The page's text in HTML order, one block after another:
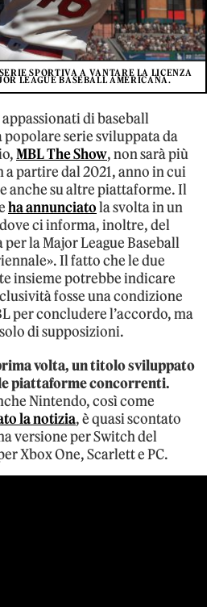
SPORTIVA A VANTARE LA LICENZA
LEAGUE BASEBALL AMERICANA.
di baseball
serie sviluppata da
MBL The Show, non sarà più
a partire dal 2021, anno in cui
anche su altre piattaforme. Il
ha annunciatola svolta in un
ci informa, inoltre, del
la Major League Baseball
Il fatto che le due
insieme potrebbe indicare
fosse una condizione
per concludere l’accordo, ma
di supposizioni.
volta, un titolo sviluppato
piattaforme concorrenti.
Nintendo, così come
la notizia, è quasi scontato
versione per Switch del
Xbox One, Scarlett e PC.